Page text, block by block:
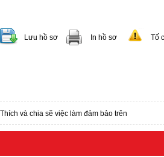
Lưu hồ sơ In hồ sơ Tố
Thích và chia sẽ việc làm đảm bảo trên